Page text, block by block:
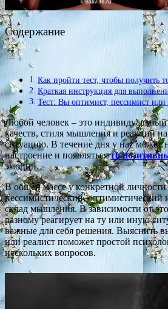
Содержание
Как пройти тест, чтобы получить
Краткая инструкция для
Тест: Вы оптимист, пессимист
Любой человек – это
качеств, стиля мышления и реакций
ситуацию. В течение дня у нас может
настроение и появлятьсято
эмоции.
В общей массе у конкретной личности
пессимистический, оптимистический
склад мышления. В зависимости от
разному реагирует на ту или иную
важные для себя решения. Выяснить
или реалист поможет простой
нескольких вопросов.